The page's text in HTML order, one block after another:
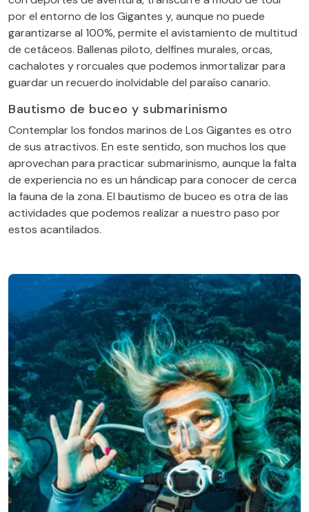
por el entorno de los Gigantes y, aunque no puede
garantizarse al 100%, permite el avistamiento de multitud
de cetáceos. Ballenas piloto, delfines murales, orcas,
cachalotes y rorcuales que podemos inmortalizar para
guardar un recuerdo inolvidable del paraíso canario.
Bautismo de buceo y submarinismo
Contemplar los fondos marinos de Los Gigantes es otro
de sus atractivos. En este sentido, son muchos los que
aprovechan para practicar submarinismo, aunque la falta
de experiencia no es un hándicap para conocer de cerca
la fauna de la zona. El bautismo de buceo es otra de las
actividades que podemos realizar a nuestro paso por
estos acantilados.